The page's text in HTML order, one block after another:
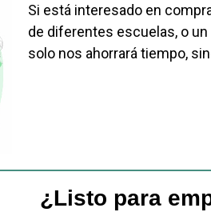
Si está interesado en
de diferentes escuelas, o
solo nos ahorrará tiempo,
¿Listo para